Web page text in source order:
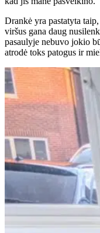
Drankė yra pastatyta
viršus gana daug
pasaulyje nebuvo jokio
atrodė toks patogus ir